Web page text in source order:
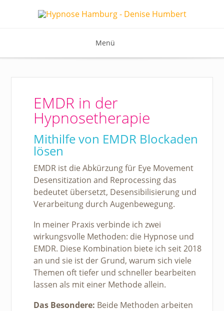
Menü
EMDR in der
Hypnosetherapie
Mithilfe von EMDR Blockaden
lösen
EMDR ist die Abkürzung für Eye Movement
Desensitization and Reprocessing das
bedeutet übersetzt, Desensibilisierung und
Verarbeitung durch Augenbewegung.
In meiner Praxis verbinde ich zwei
wirkungsvolle Methoden: die Hypnose und
EMDR. Diese Kombination biete ich seit 2018
an und sie ist der Grund, warum sich viele
Themen oft tiefer und schneller bearbeiten
lassen als mit einer Methode allein.
Das Besondere: Beide Methoden arbeiten